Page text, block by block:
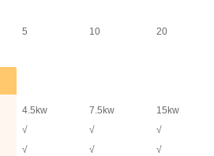
5 10 20
4.5kw 7.5kw 15kw
√ √
√
√ √
√